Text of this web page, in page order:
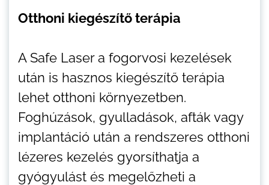
Otthoni kiegészítő terápia
A Safe Laser a fogorvosi kezelések
után is hasznos kiegészítő terápia
lehet otthoni környezetben.
Foghúzások, gyulladások, afták vagy
implantáció után a rendszeres otthoni
lézeres kezelés gyorsíthatja a
gyógyulást és megelőzheti a